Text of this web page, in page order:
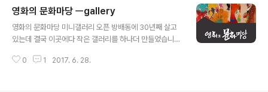
끊임없는 몸짓을 하고 있다 처음에는 외면적 측면에 치중
하였다면 이제는 내면적 철학적사유에 근간을 두고 작품을
하고 있다 구생과 추상사이에서 자유롭게 넘 나 들수 있었
영화의 문화마당 ㅡgallery
영화의 문화마당 미니갤러리 오픈 방배동에 30년째 살고
있는데 결국 이곳에다 작은 갤러리를 하나더 만들었습니다
놀랐는데 제 작업실도 어느덧 가득 차서 그림들이 숨쉬기
0 1 2017. 6. 28.